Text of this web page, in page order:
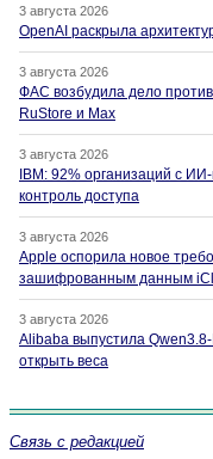
3 августа 2026
OpenAI раскрыла
3 августа 2026
ФАС возбудила дело
RuStore и Max
3 августа 2026
IBM: 92% организаций с
контроль доступа
3 августа 2026
Apple оспорила новое
зашифрованным данным
3 августа 2026
Alibaba выпустила
открыть веса
Связь с редакцией